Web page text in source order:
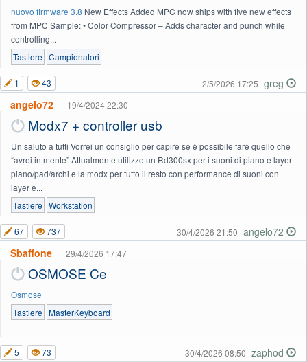
nuovo firmware 3.8 New Effects Added MPC now ships with five new effects
from MPC Sample: • Color Compressor – Adds character and punch while
controlling...
Tastiere Campionatori
greg
2/5/2026 17:25
1 43
angelo72 19/4/2024 22:30
Modx7 + controller usb
Un saluto a tutti Vorrei un consiglio per capire se è possibile fare quello che
“avrei in mente” Attualmente utilizzo un Rd300sx per i suoni di piano e layer
piano/pad/archi e la modx per tutto il resto con performance di suoni con
layer e...
Tastiere Workstation
angelo72
30/4/2026 21:50
67 737
Sbaffone 29/4/2026 17:47
OSMOSE Ce
Osmose
Tastiere MasterKeyboard
zaphod
30/4/2026 08:50
5 73